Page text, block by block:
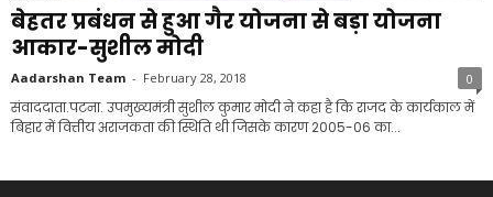
बेहतर प्रबंधन से हुआ गैर योजना से बड़ा योजना
आकार-सुशील मोदी
Aadarshan Team - February 28, 2018 0
संवाददाता.पटना. उपमुख्यमंत्री सुशील कुमार मोदी ने कहा है कि राजद के कार्यकाल में
बिहार में वित्तीय अराजकता की स्थिति थी जिसके कारण 2005-06 का...